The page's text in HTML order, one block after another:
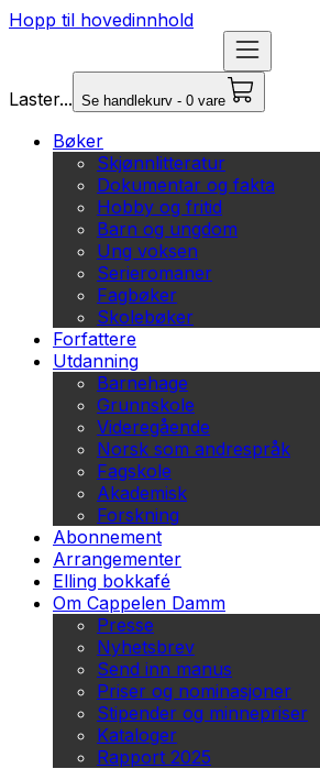
Hopp til hovedinnhold
Laster... Se handlekurv - 0 vare
Bøker
Skjønnlitteratur
Dokumentar og fakta
Hobby og fritid
Barn og ungdom
Ung voksen
Serieromaner
Fagbøker
Skolebøker
Forfattere
Utdanning
Barnehage
Grunnskole
Videregående
Norsk som andrespråk
Fagskole
Akademisk
Forskning
Abonnement
Arrangementer
Elling bokkafé
Om Cappelen Damm
Presse
Nyhetsbrev
Send inn manus
Priser og nominasjoner
Stipender og minnepriser
Kataloger
Rapport 2025